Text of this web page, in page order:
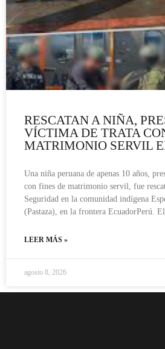
RESCATAN A NIÑA,
VÍCTIMA DE TRATA
MATRIMONIO SERVIL
Una niña peruana de apenas 10 años,
con fines de matrimonio servil, fue
Seguridad en la comunidad indígena
(Pastaza), en la frontera EcuadorPerú.
LEER MÁS »
agosto 8, 2026